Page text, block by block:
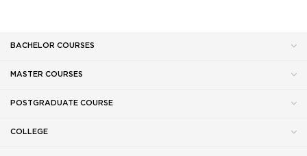
BACHELOR COURSES
MASTER COURSES
POSTGRADUATE COURSE
COLLEGE